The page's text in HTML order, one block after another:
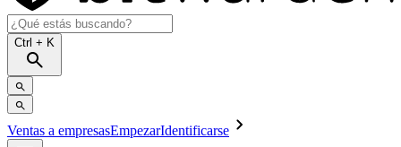
Ctrl + K
Ventas a empresasEmpezarIdentificarse